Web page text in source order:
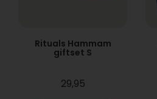
Rituals Hammam
giftset S
29,95